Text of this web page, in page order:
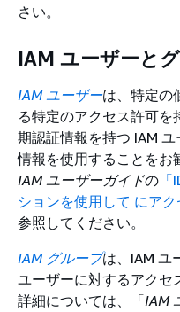
さい。
IAM ユーザーと
IAM ユーザーは、特定の
る特定のアクセス許可
期認証情報を持つ IAM
情報を使用することをお
IAM ユーザーガイドの
ションを使用して にア
参照してください。
IAM グループは、IAM ユ
ユーザーに対するアクセ
詳細については、「IAM